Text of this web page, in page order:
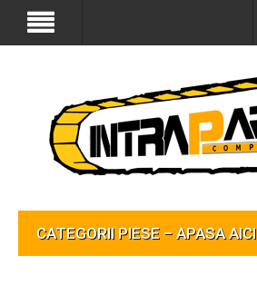
CATEGORII PIESE – APASA AICI